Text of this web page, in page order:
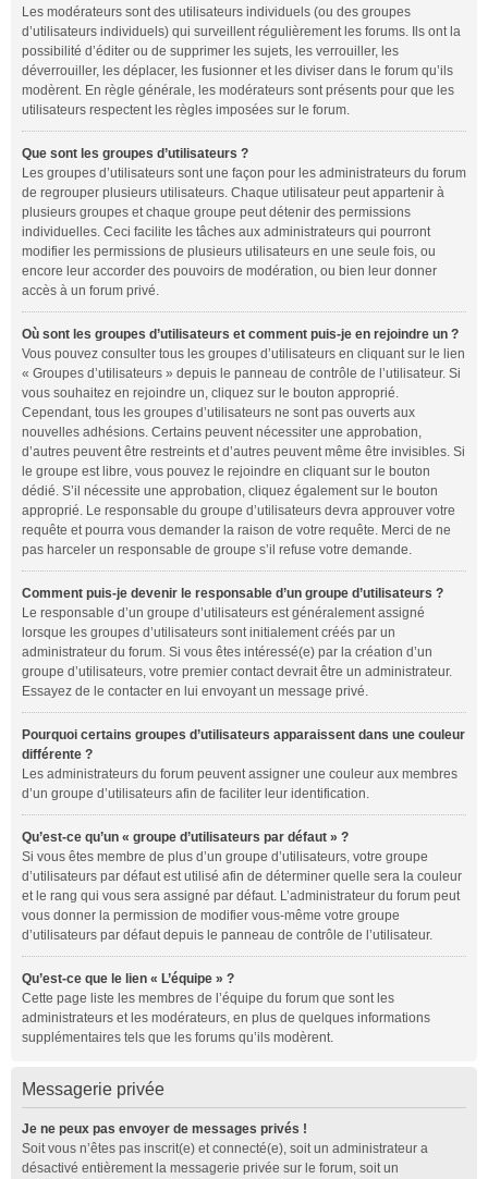
Les modérateurs sont des utilisateurs individuels (ou des groupes
d’utilisateurs individuels) qui surveillent régulièrement les forums. Ils ont la
possibilité d’éditer ou de supprimer les sujets, les verrouiller, les
déverrouiller, les déplacer, les fusionner et les diviser dans le forum qu’ils
modèrent. En règle générale, les modérateurs sont présents pour que les
utilisateurs respectent les règles imposées sur le forum.
Que sont les groupes d’utilisateurs ?
Les groupes d’utilisateurs sont une façon pour les administrateurs du forum
de regrouper plusieurs utilisateurs. Chaque utilisateur peut appartenir à
plusieurs groupes et chaque groupe peut détenir des permissions
individuelles. Ceci facilite les tâches aux administrateurs qui pourront
modifier les permissions de plusieurs utilisateurs en une seule fois, ou
encore leur accorder des pouvoirs de modération, ou bien leur donner
accès à un forum privé.
Où sont les groupes d’utilisateurs et comment puis-je en rejoindre un ?
Vous pouvez consulter tous les groupes d’utilisateurs en cliquant sur le lien
« Groupes d’utilisateurs » depuis le panneau de contrôle de l’utilisateur. Si
vous souhaitez en rejoindre un, cliquez sur le bouton approprié.
Cependant, tous les groupes d’utilisateurs ne sont pas ouverts aux
nouvelles adhésions. Certains peuvent nécessiter une approbation,
d’autres peuvent être restreints et d’autres peuvent même être invisibles. Si
le groupe est libre, vous pouvez le rejoindre en cliquant sur le bouton
dédié. S’il nécessite une approbation, cliquez également sur le bouton
approprié. Le responsable du groupe d’utilisateurs devra approuver votre
requête et pourra vous demander la raison de votre requête. Merci de ne
pas harceler un responsable de groupe s’il refuse votre demande.
Comment puis-je devenir le responsable d’un groupe d’utilisateurs ?
Le responsable d’un groupe d’utilisateurs est généralement assigné
lorsque les groupes d’utilisateurs sont initialement créés par un
administrateur du forum. Si vous êtes intéressé(e) par la création d’un
groupe d’utilisateurs, votre premier contact devrait être un administrateur.
Essayez de le contacter en lui envoyant un message privé.
Pourquoi certains groupes d’utilisateurs apparaissent dans une couleur
différente ?
Les administrateurs du forum peuvent assigner une couleur aux membres
d’un groupe d’utilisateurs afin de faciliter leur identification.
Qu’est-ce qu’un « groupe d’utilisateurs par défaut » ?
Si vous êtes membre de plus d’un groupe d’utilisateurs, votre groupe
d’utilisateurs par défaut est utilisé afin de déterminer quelle sera la couleur
et le rang qui vous sera assigné par défaut. L’administrateur du forum peut
vous donner la permission de modifier vous-même votre groupe
d’utilisateurs par défaut depuis le panneau de contrôle de l’utilisateur.
Qu’est-ce que le lien « L’équipe » ?
Cette page liste les membres de l’équipe du forum que sont les
administrateurs et les modérateurs, en plus de quelques informations
supplémentaires tels que les forums qu’ils modèrent.
Messagerie privée
Je ne peux pas envoyer de messages privés !
Soit vous n’êtes pas inscrit(e) et connecté(e), soit un administrateur a
désactivé entièrement la messagerie privée sur le forum, soit un